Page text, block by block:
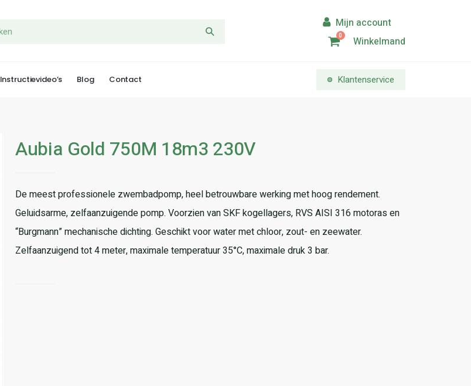
0 Winkelmand
Instructievideo’s Blog Contact Klantenservice
Aubia Gold 750M 18m3 230V
De meest professionele zwembadpomp, heel betrouwbare werking met hoog rendement.
Geluidsarme, zelfaanzuigende pomp. Voorzien van SKF kogellagers, RVS AISI 316 motoras en
“Burgmann” mechanische dichting. Geschikt voor water met chloor, zout- en zeewater.
Zelfaanzuigend tot 4 meter, maximale temperatuur 35°C, maximale druk 3 bar.